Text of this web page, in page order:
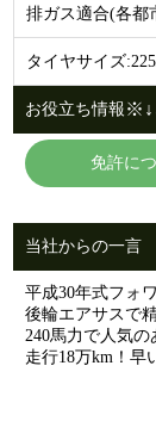
排ガス適合(各都
タイヤサイズ
お役立ち情報
免許に
当社からの一言
平成30年式フォ
後輪エアサスで
240馬力で人気の
走行18万km！早